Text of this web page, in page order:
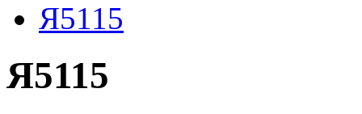
Я5115
Я5115